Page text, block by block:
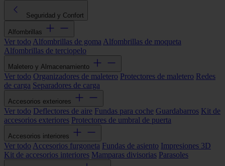
Seguridad y Confort
Alfombrillas
Ver todo Alfombrillas de goma Alfombrillas de moqueta
Alfombrillas de terciopelo
Maletero y Almacenamiento
Ver todo Organizadores de maletero Protectores de maletero Redes
de carga Separadores de carga
Accesorios exteriores
Ver todo Deflectores de aire Fundas para coche Guardabarros Kit de
accesorios exteriores Protectores de umbral de puerta
Accesorios interiores
Ver todo Accesorios furgoneta Fundas de asiento Impresiones 3D
Kit de accesorios interiores Mamparas divisorias Parasoles